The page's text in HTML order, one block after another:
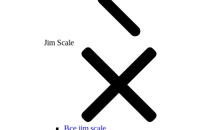
Jim Scale
Все jim scale